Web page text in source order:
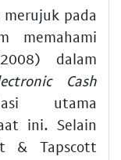
pada
memahami
dalam
Cash
utama
ini. Selain
& Tapscott